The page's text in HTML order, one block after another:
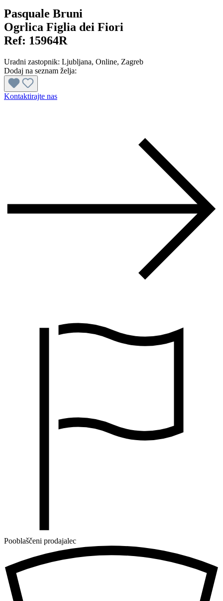
Pasquale Bruni
Ogrlica Figlia dei Fiori
Ref: 15964R
Uradni zastopnik: Ljubljana, Online, Zagreb
Dodaj na seznam želja:
Kontaktirajte nas
Pooblaščeni prodajalec